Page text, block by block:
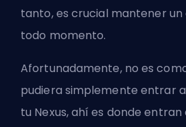
tanto, es crucial mantener un
todo momento.
Afortunadamente, no es
pudiera simplemente entrar
tu Nexus, ahí es donde entran